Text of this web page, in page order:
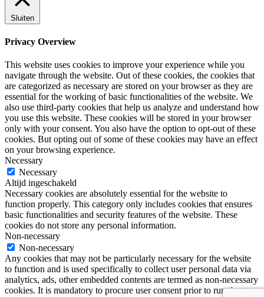
Sluiten
Privacy Overview
This website uses cookies to improve your experience while you
navigate through the website. Out of these cookies, the cookies that
are categorized as necessary are stored on your browser as they are
essential for the working of basic functionalities of the website. We
also use third-party cookies that help us analyze and understand how
you use this website. These cookies will be stored in your browser
only with your consent. You also have the option to opt-out of these
cookies. But opting out of some of these cookies may have an effect
on your browsing experience.
Necessary
Necessary
Altijd ingeschakeld
Necessary cookies are absolutely essential for the website to
function properly. This category only includes cookies that ensures
basic functionalities and security features of the website. These
cookies do not store any personal information.
Non-necessary
Non-necessary
Any cookies that may not be particularly necessary for the website
to function and is used specifically to collect user personal data via
analytics, ads, other embedded contents are termed as non-necessary
cookies. It is mandatory to procure user consent prior to running